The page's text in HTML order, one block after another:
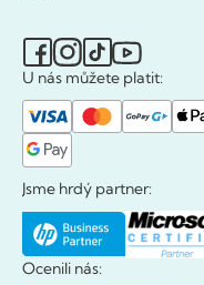
U nás můžete platit:
Jsme hrdý partner:
Ocenili nás: